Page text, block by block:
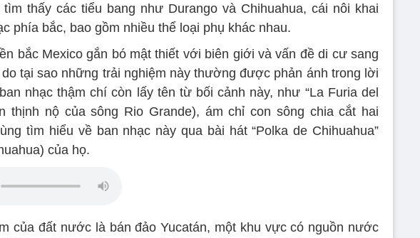
thấy các tiểu bang như Durango và Chihuahua, cái nôi khai
phía bắc, bao gồm nhiều thể loại phụ khác nhau.
bắc Mexico gắn bó mật thiết với biên giới và vấn đề di cư sang
tại sao những trải nghiệm này thường được phản ánh trong lời
nhạc thậm chí còn lấy tên từ bối cảnh này, như “La Furia del
thịnh nộ của sông Rio Grande), ám chỉ con sông chia cắt hai
tìm hiểu về ban nhạc này qua bài hát “Polka de Chihuahua”
của họ.
của đất nước là bán đảo Yucatán, một khu vực có nguồn nước